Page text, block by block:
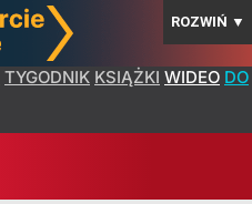
ROZWIŃ ▼
TYGODNIK KSIĄŻKI WIDEO DO